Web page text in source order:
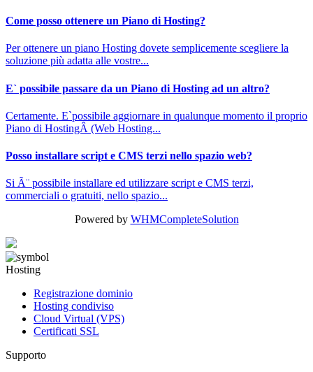
Come posso ottenere un Piano di Hosting?
Per ottenere un piano Hosting dovete semplicemente scegliere la
soluzione più adatta alle vostre...
E` possibile passare da un Piano di Hosting ad un altro?
Certamente. E`possibile aggiornare in qualunque momento il proprio
Piano di HostingÂ (Web Hosting...
Posso installare script e CMS terzi nello spazio web?
Si Ã¨ possibile installare ed utilizzare script e CMS terzi,
commerciali o gratuiti, nello spazio...
Powered by WHMCompleteSolution
Hosting
Registrazione dominio
Hosting condiviso
Cloud Virtual (VPS)
Certificati SSL
Supporto